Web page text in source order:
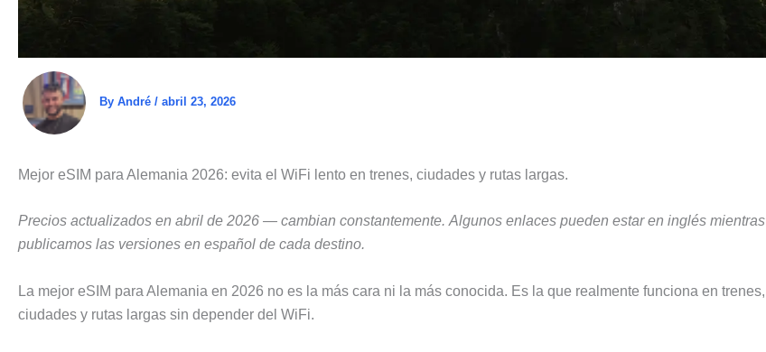
By André / abril 23, 2026
Mejor eSIM para Alemania 2026: evita el WiFi lento en trenes, ciudades y rutas largas.
Precios actualizados en abril de 2026 — cambian constantemente. Algunos enlaces pueden estar en inglés mientras
publicamos las versiones en español de cada destino.
La mejor eSIM para Alemania en 2026 no es la más cara ni la más conocida. Es la que realmente funciona en trenes,
ciudades y rutas largas sin depender del WiFi.